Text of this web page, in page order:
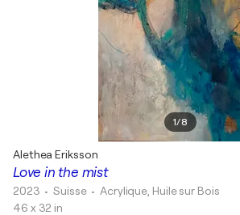
1/8
Love in the mist
Alethea Eriksson
2023 • Suisse •Acrylique, Huile sur Bois
46 x 32 in